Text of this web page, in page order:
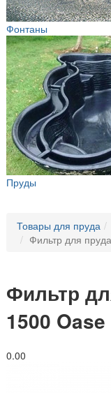
Фонтаны
Пруды
Товары для пруда
Фильтр для
Фильтр
1500 Oase
0.00